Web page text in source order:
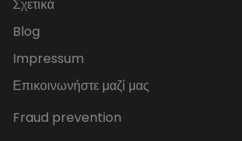
Σχετικά
Blog
Impressum
Επικοινωνήστε μαζί μας
Fraud prevention